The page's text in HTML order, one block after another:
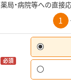
薬局・病院等への直接
1
必須